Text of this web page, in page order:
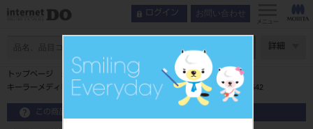
ログイン お問い合わせ
メニュー
詳細
トップページ
キーラーメディビューフレーム ＋パノラミックXLルーペ セット P5542
この商品に関するお問い合わせ
インデックス フレームの種類
キーラールーペの種類
フレームの種類
ルーペの選び方チャート